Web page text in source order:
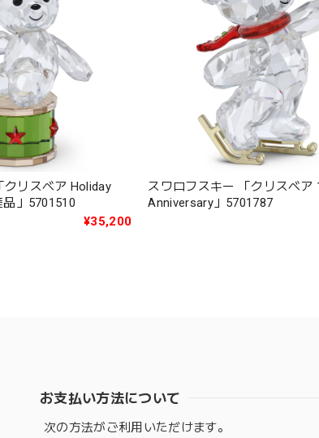
クリスベア Holiday
」5701510
¥35,200
スワロフスキー 「クリスベア
Anniversary」5701787
お支払い方法について
次の方法がご利用いただけます。